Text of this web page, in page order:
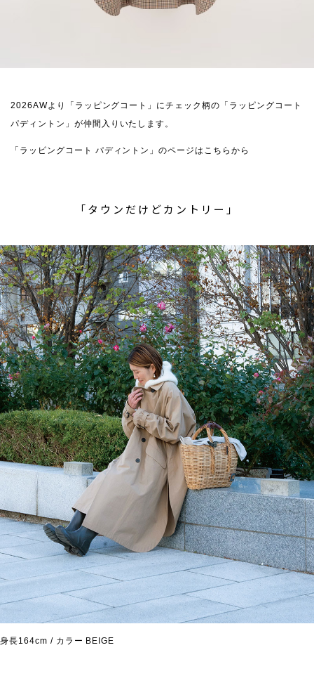
2026AWより「ラッピングコート」にチェック柄の「ラッピングコート
パディントン」が仲間入りいたします。
「ラッピングコート パディントン」のページはこちらから
「タウンだけどカントリー」
身長164cm / カラー BEIGE